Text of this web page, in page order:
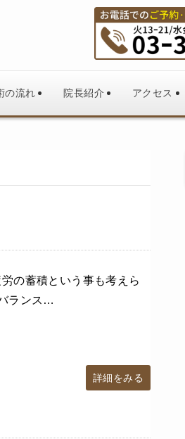
の流れ 院長紹介 アクセス
の蓄積という事も考えら
ランス…
詳細をみる